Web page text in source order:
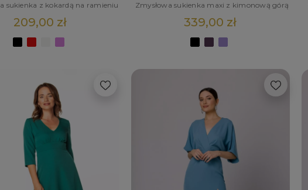
sukienka z kokardą na ramieniu
209,00 zł
Zmysłowa sukienka maxi z kimonową górą
339,00 zł